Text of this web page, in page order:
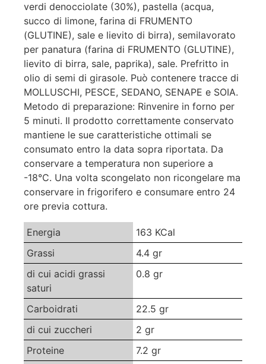
verdi denocciolate (30%), pastella (acqua,
succo di limone, farina di FRUMENTO
(GLUTINE), sale e lievito di birra), semilavorato
per panatura (farina di FRUMENTO (GLUTINE),
lievito di birra, sale, paprika), sale. Prefritto in
olio di semi di girasole. Può contenere tracce di
MOLLUSCHI, PESCE, SEDANO, SENAPE e SOIA.
Metodo di preparazione: Rinvenire in forno per
5 minuti. Il prodotto correttamente conservato
mantiene le sue caratteristiche ottimali se
consumato entro la data sopra riportata. Da
conservare a temperatura non superiore a
-18°C. Una volta scongelato non ricongelare ma
conservare in frigorifero e consumare entro 24
ore previa cottura.
Energia
163 KCal
Grassi
4.4 gr
di cui acidi grassi
saturi
0.8 gr
Carboidrati
22.5 gr
di cui zuccheri
2 gr
Proteine
7.2 gr